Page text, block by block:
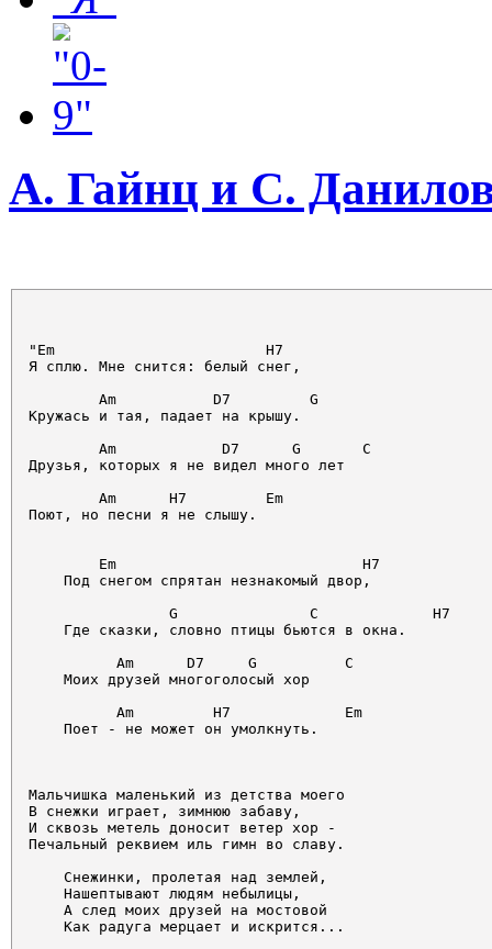
А. Гайнц и С.
"Em                        H7
Я сплю. Мне снится: белый снег,
        Am           D7         G
Кружась и тая, падает на крышу.
        Am            D7      G       C
Друзья, которых я не видел много лет
        Am      H7         Em
Поют, но песни я не слышу.
        Em                            H7
    Под снегом спрятан незнакомый двор,
                G               C             H7
    Где сказки, словно птицы бьются в окна.
          Am      D7     G          C
    Моих друзей многоголосый хор
          Am         H7             Em
    Поет - не может он умолкнуть.
Мальчишка маленький из детства моего
В снежки играет, зимнюю забаву,
И сквозь метель доносит ветер хор -
Печальный реквием иль гимн во славу.
    Снежинки, пролетая над землей,
    Нашептывают людям небылицы,
    А след моих друзей на мостовой
    Как радуга мерцает и искрится...